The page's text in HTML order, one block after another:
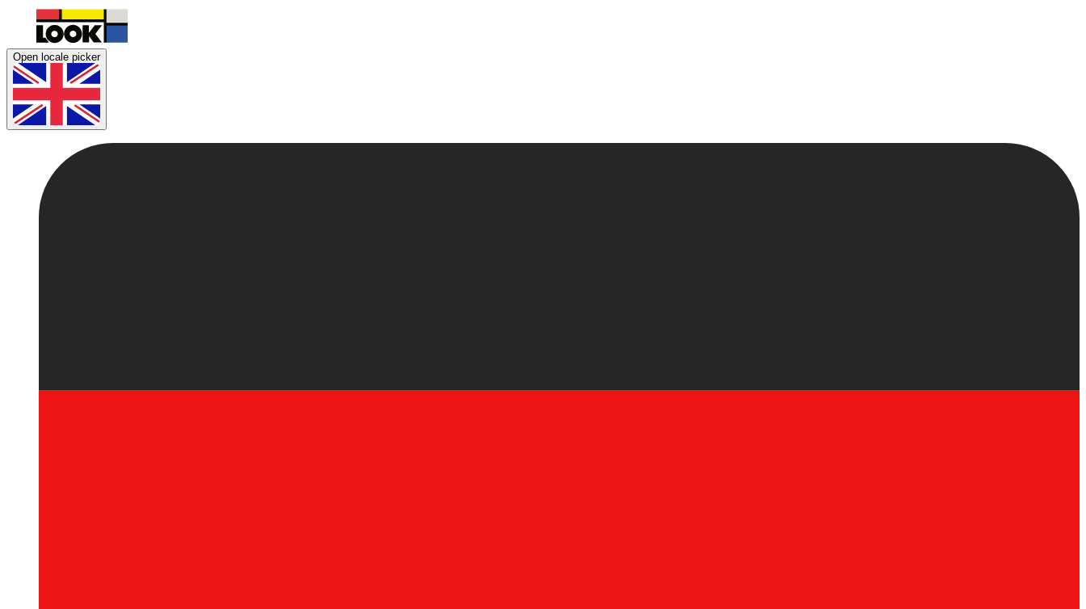
Open locale picker